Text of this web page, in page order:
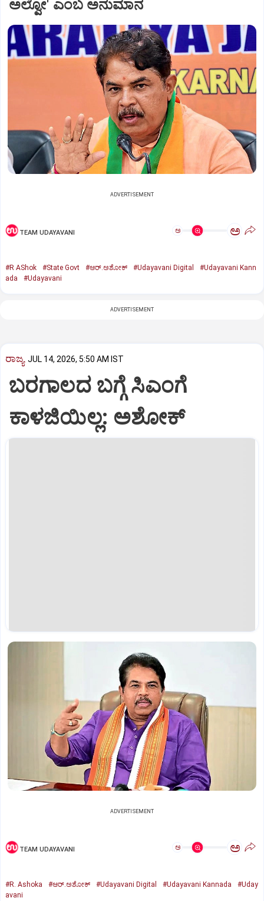
ಅಲ್ವೋ' ಎಂಬ ಅನುಮಾನ
ADVERTISEMENT
TEAM UDAYAVANI ಅ ಅ
#R AShok #State Govt #ಆರ್.ಅಶೋಕ್ #Udayavani Digital
#Udayavani Kann
ada
#Udayavani
ADVERTISEMENT
ರಾಜ್ಯ JUL 14, 2026, 5:50 AM IST
ಬರಗಾಲದ ಬಗ್ಗೆ ಸಿಎಂಗೆ
ಕಾಳಜಿಯಿಲ್ಲ: ಅಶೋಕ್
ADVERTISEMENT
TEAM UDAYAVANI ಅ ಅ
#R. Ashoka #ಆರ್.ಅಶೋಕ್ #Udayavani Digital #Udayavani Kannada
#Uday
avani